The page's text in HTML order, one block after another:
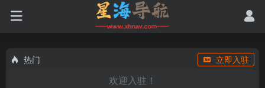
热门 立即入驻
欢迎入驻！